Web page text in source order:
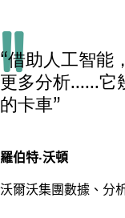
“借助人工智能
更多分析......它
的卡車”
羅伯特·沃頓
沃爾沃集團數據、分